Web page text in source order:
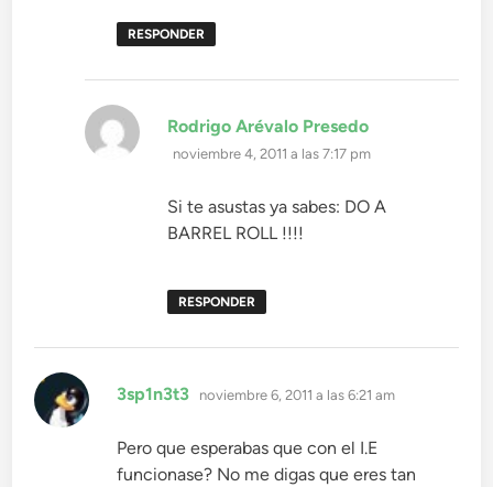
RESPONDER
Rodrigo Arévalo Presedo
noviembre 4, 2011 a las 7:17 pm
Si te asustas ya sabes: DO A
BARREL ROLL !!!!
RESPONDER
3sp1n3t3 dice:
noviembre 6, 2011 a las 6:21 am
Pero que esperabas que con el I.E
funcionase? No me digas que eres tan